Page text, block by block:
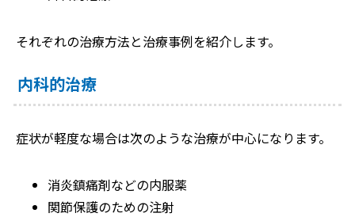
それぞれの治療方法と治療事例を紹介します。
内科的治療
症状が軽度な場合は次のような治療が中心になります。
消炎鎮痛剤などの内服薬
関節保護のための注射